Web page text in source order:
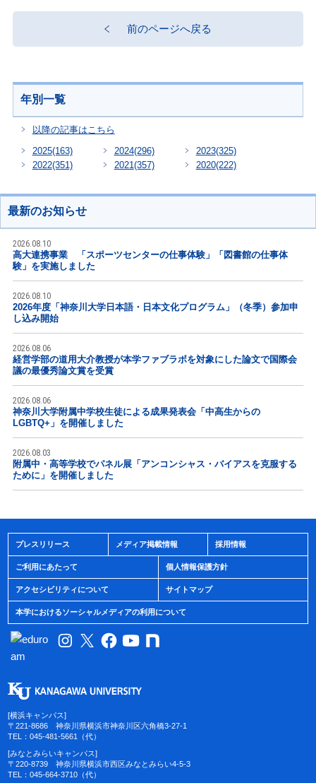
前のページへ戻る
年別一覧
以降の記事はこちら
2025(163) 2024(296) 2023(325)
2022(351) 2021 (357) 2020(222)
最新のお知らせ
2026.08.10
高大連携事業 「スポーツセンターの仕事体験」「図書館の仕事体
験」を実施しました
2026.08.10
2026年度「神奈川大学日本語・日本文化プログラム」（冬季）参加申
し込み開始
2026.08.06
経営学部の道用大介教授が本学ファブラボを対象にした論文で国際会
議の最優秀論文賞を受賞
2026.08.06
神奈川大学附属中学校生徒による成果発表会「中高生からの
LGBTQ+」を開催しました
2026.08.03
附属中・高等学校でパネル展「アンコンシャス・バイアスを克服する
ために」を開催しました
プレスリリース メディア掲載情報 採用情報
ご利用にあたって 個人情報保護方針
アクセシビリティについて サイトマップ
本学におけるソーシャルメディアの利用について
[横浜キャンパス]
〒221-8686 神奈川県横浜市神奈川区六角橋3-27-1
TEL：045-481-5661（代）
[みなとみらいキャンパス]
〒220-8739 神奈川県横浜市西区みなとみらい4-5-3
TEL：045-664-3710（代）